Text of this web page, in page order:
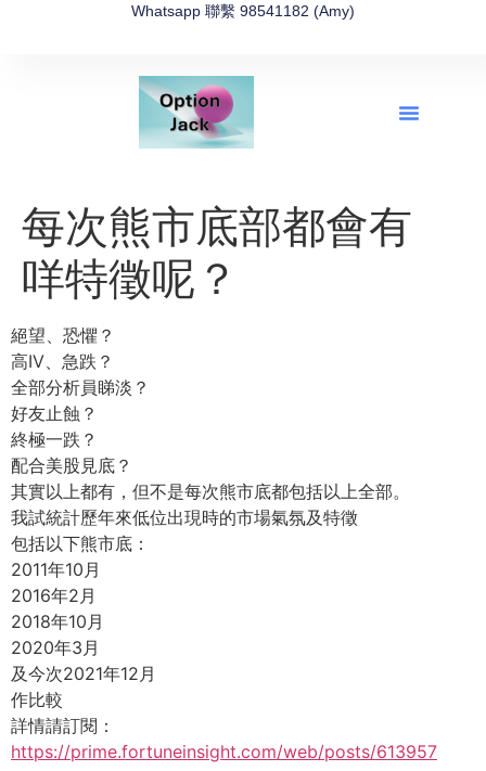
Whatsapp 聯繫 98541182 (Amy)
每次熊市底部都會有
咩特徵呢？
絕望、恐懼？
高IV、急跌？
全部分析員睇淡？
好友止蝕？
終極一跌？
配合美股見底？
其實以上都有，但不是每次熊市底都包括以上全部。
我試統計歷年來低位出現時的市場氣氛及特徵
包括以下熊市底：
2011年10月
2016年2月
2018年10月
2020年3月
及今次2021年12月
作比較
詳情請訂閱：
https://prime.fortuneinsight.com/web/posts/613957